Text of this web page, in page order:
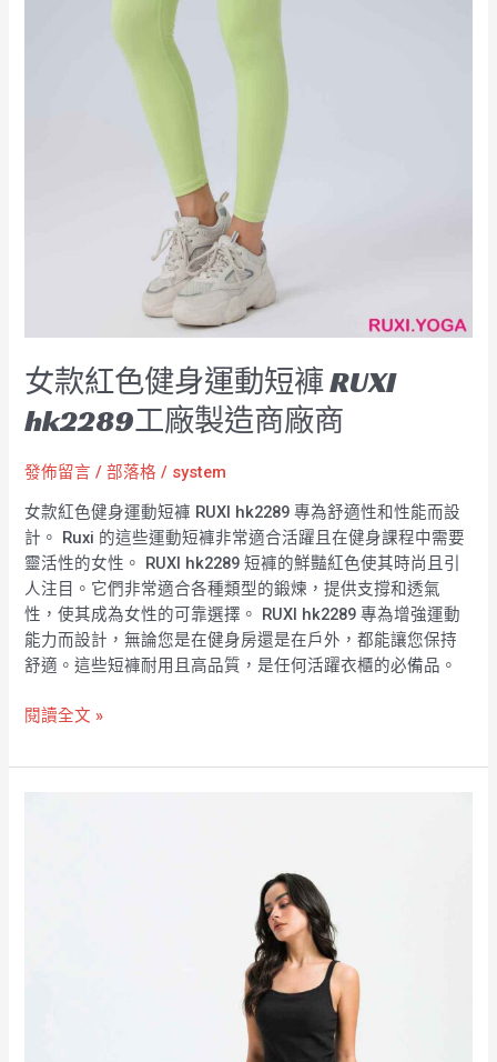
女款紅色健身運動短褲 RUXI
hk2289工廠製造商廠商
發佈留言 /部落格 / system
女款紅色健身運動短褲 RUXI hk2289 專為舒適性和性能而設
計。 Ruxi 的這些運動短褲非常適合活躍且在健身課程中需要
靈活性的女性。 RUXI hk2289 短褲的鮮豔紅色使其時尚且引
人注目。它們非常適合各種類型的鍛煉，提供支撐和透氣
性，使其成為女性的可靠選擇。 RUXI hk2289 專為增強運動
能力而設計，無論您是在健身房還是在戶外，都能讓您保持
舒適。這些短褲耐用且高品質，是任何活躍衣櫃的必備品。
閱讀全文 »